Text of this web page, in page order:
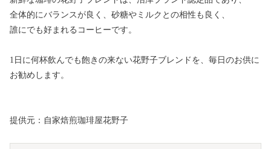
全体的にバランスが良く、砂糖やミルクとの相性も良く、
誰にでも好まれるコーヒーです。
1日に何杯飲んでも飽きの来ない花野子ブレンドを、毎日のお供に
お勧めします。
提供元：自家焙煎珈琲屋花野子